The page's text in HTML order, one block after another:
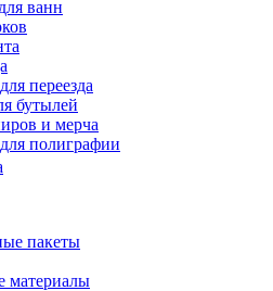
ванн
переезда
бутылей
и мерча
полиграфии
пакеты
материалы